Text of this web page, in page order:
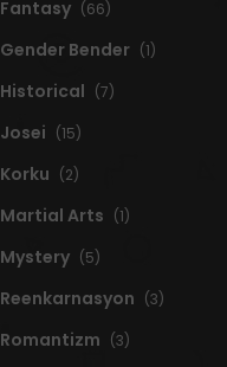
Fantasy (66)
Gender Bender (1)
Historical (7)
Josei (15)
Korku (2)
Martial Arts (1)
Mystery (5)
Reenkarnasyon (3)
Romantizm (3)